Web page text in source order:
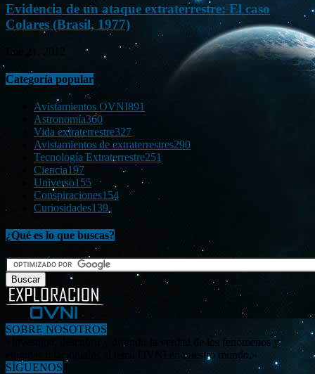
Evidencia de un ataque extraterrestre: El caso
Colares (Brasil, 1977)
Ene 21, 2012
Categoría popular
Avistamientos OVNI891
Astronomía360
Vida extraterrestre327
Avistamientos de extraterrestres290
Tecnología Extraterrestre251
Ciencia197
Universo155
Conspiraciones154
Curiosidades139
¿Qué es lo que buscas?
SOBRE NOSOTROS
«Investigar, descubrir y difundir la verdad de los fenómenos y
enigmas relacionados al tema OVNI en nuestro mundo.»
SÍGUENOS